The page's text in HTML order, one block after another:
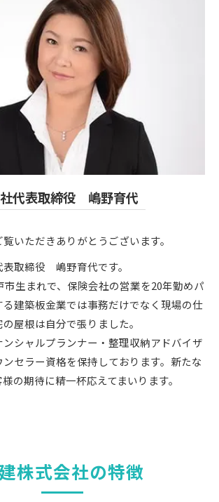
代表取締役 嶋野育代
いただきありがとうございます。
取締役 嶋野育代です。
市生まれで、保険会社の営業を20年勤めパ
建築板金業では事務だけでなく現場の仕
屋根は自分で張りました。
シャルプランナー・整理収納アドバイザ
セラー資格を保持しております。新たな
の期待に精一杯応えてまいります。
株式会社の特徴